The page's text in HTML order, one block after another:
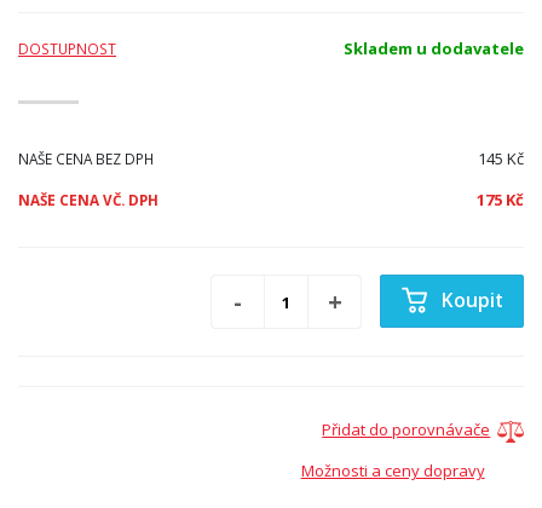
DOSTUPNOST Skladem u dodavatele
NAŠE CENA BEZ DPH 145 Kč
NAŠE CENA VČ. DPH 175 Kč
Koupit
Přidat do porovnávače
Možnosti a ceny dopravy